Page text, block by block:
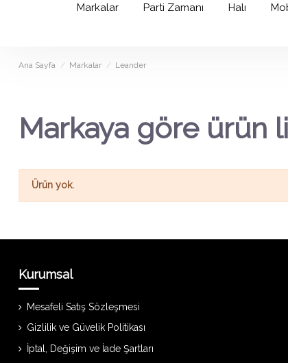
Markalar Parti Zamanı Halı
Ana Sayfa Markalar Leander
Markaya göre ürün
Ürün yok.
Kurumsal
Mesafeli Satış Sözleşmesi
Gizlilik ve Güvelik Politikası
İptal, Değişim ve İade Şartları